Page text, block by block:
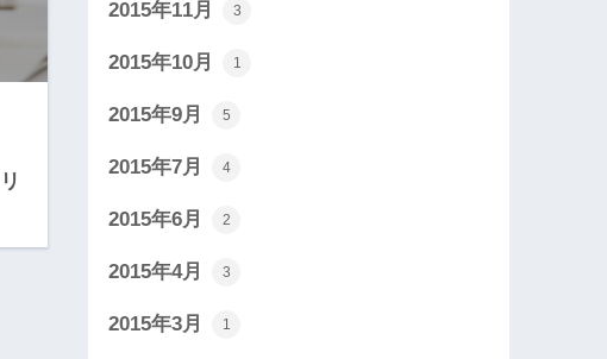
2015年11月 3
2015年10月 1
2015年9月 5
2015年7月 4
2015年6月 2
2015年4月 3
2015年3月 1